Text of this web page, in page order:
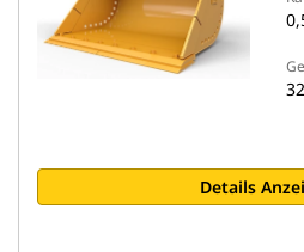
Details